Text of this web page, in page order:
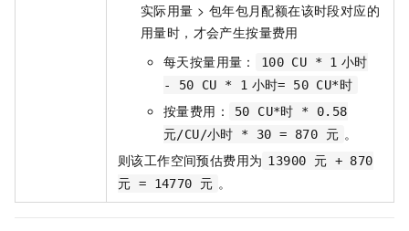
实际用量 > 包年包月配额在该时段对应的
用量时，才会产生按量费用
每天按量用量：
100 CU * 1 小时
- 50 CU * 1 小时= 50 CU*时
按量费用：
50 CU*时 * 0.58
元/CU/小时 * 30 = 870 元 。
则该工作空间预估费用为 13900 元 + 870
元 = 14770 元 。